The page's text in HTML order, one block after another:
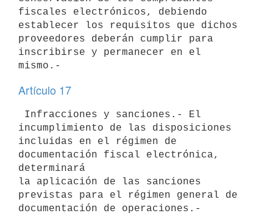
fiscales electrónicos, debiendo
establecer los requisitos que dichos
proveedores deberán cumplir para
inscribirse y permanecer en el
Artículo 17
incumplimiento de las disposiciones
incluidas en el régimen de
documentación fiscal electrónica,
determinará
la aplicación de las sanciones
previstas para el régimen general de